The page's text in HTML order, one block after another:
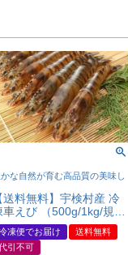
かな自然が育む高品質の美味し
送料無料】宇検村産 冷
車えび （500g/1kg/規格
車えび1kg）
凍便でお届け
送料無料
引不可